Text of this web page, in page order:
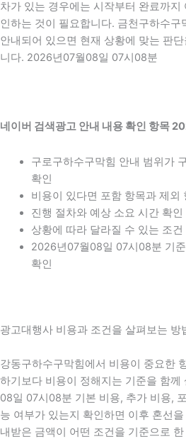
차가 있는 경우에는 시작부터 완료까
인하는 것이 필요합니다. 금천구하수구
안내되어 있으면 현재 상황에 맞는 판
니다. 2026년07월08일 07시08분
네이버 검색광고 안내 내용 확인 항목
구로구하수구막힘 안내 범위가
확인
비용이 있다면 포함 항목과 제외
진행 절차와 예상 소요 시간 확인
상황에 따라 달라질 수 있는 조건
2026년07월08일 07시08분 기
확인
광고대행사 비용과 조건을 살펴보는 방
강동구하수구막힘에서 비용이 중요한
하기보다 비용이 정해지는 기준을 함
08일 07시08분 기본 비용, 추가 비용,
능 여부가 있는지 확인하면 이후 혼선
내받은 금액이 어떤 조건을 기준으로